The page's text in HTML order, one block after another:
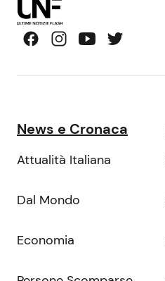
News e Cronaca
Attualità Italiana
Dal Mondo
Economia